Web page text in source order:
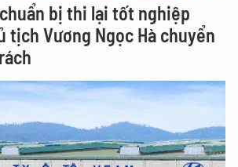
bị thi lại tốt nghiệp
tịch Vương Ngọc Hà chuyển